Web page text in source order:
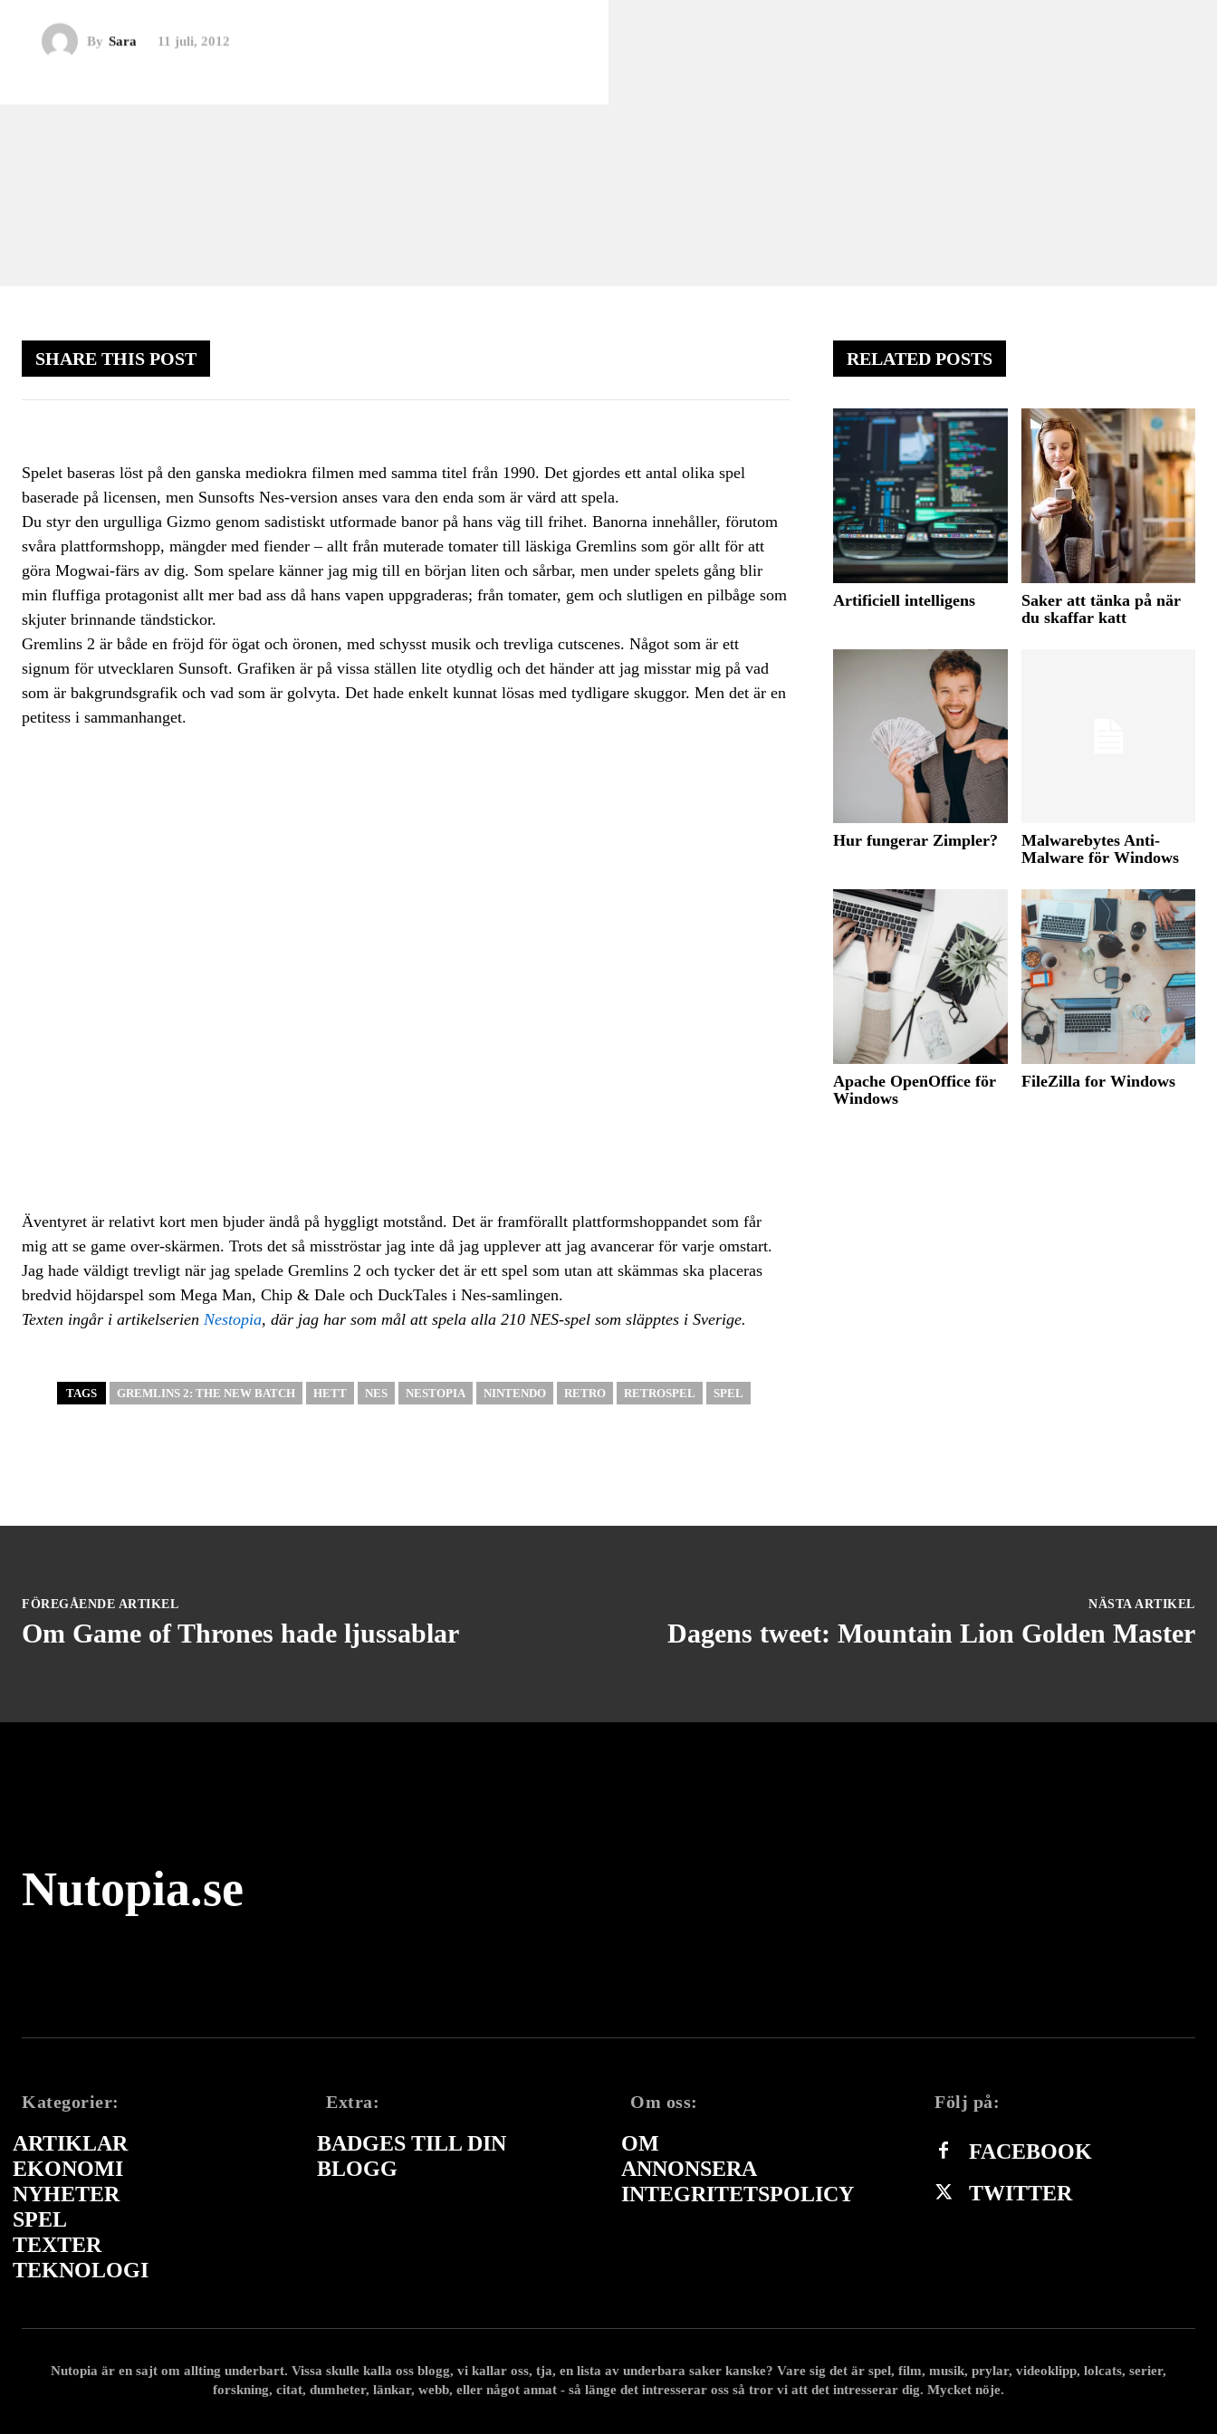
By Sara 11 juli, 2012
SHARE THIS POST
Spelet baseras löst på den ganska mediokra filmen med samma titel från 1990. Det gjordes ett antal olika spel
baserade på licensen, men Sunsofts Nes-version anses vara den enda som är värd att spela.
Du styr den urgulliga Gizmo genom sadistiskt utformade banor på hans väg till frihet. Banorna innehåller, förutom
svåra plattformshopp, mängder med fiender – allt från muterade tomater till läskiga Gremlins som gör allt för att
göra Mogwai-färs av dig. Som spelare känner jag mig till en början liten och sårbar, men under spelets gång blir
min fluffiga protagonist allt mer bad ass då hans vapen uppgraderas; från tomater, gem och slutligen en pilbåge som
skjuter brinnande tändstickor.
Gremlins 2 är både en fröjd för ögat och öronen, med schysst musik och trevliga cutscenes. Något som är ett
signum för utvecklaren Sunsoft. Grafiken är på vissa ställen lite otydlig och det händer att jag misstar mig på vad
som är bakgrundsgrafik och vad som är golvyta. Det hade enkelt kunnat lösas med tydligare skuggor. Men det är en
petitess i sammanhanget.
Äventyret är relativt kort men bjuder ändå på hyggligt motstånd. Det är framförallt plattformshoppandet som får
mig att se game over-skärmen. Trots det så misströstar jag inte då jag upplever att jag avancerar för varje omstart.
Jag hade väldigt trevligt när jag spelade Gremlins 2 och tycker det är ett spel som utan att skämmas ska placeras
bredvid höjdarspel som Mega Man, Chip & Dale och DuckTales i Nes-samlingen.
Texten ingår i artikelserien Nestopia, där jag har som mål att spela alla 210 NES-spel som släpptes i Sverige.
TAGS GREMLINS 2: THE NEW BATCH HETT NES NESTOPIA NINTENDO RETRO RETROSPEL SPEL
RELATED POSTS
Artificiell intelligens
Saker att tänka på när
du skaffar katt
Hur fungerar Zimpler?
Malwarebytes Anti-
Malware för Windows
Apache OpenOffice för
Windows
FileZilla for Windows
FÖREGÅENDE ARTIKEL
Om Game of Thrones hade ljussablar
NÄSTA ARTIKEL
Dagens tweet: Mountain Lion Golden Master
Nutopia.se
Kategorier:
ARTIKLAR
EKONOMI
NYHETER
SPEL
TEXTER
TEKNOLOGI
Extra:
BADGES TILL DIN
BLOGG
Om oss:
OM
ANNONSERA
INTEGRITETSPOLICY
Följ på:
FACEBOOK
TWITTER
Nutopia är en sajt om allting underbart. Vissa skulle kalla oss blogg, vi kallar oss, tja, en lista av underbara saker kanske? Vare sig det är spel, film, musik, prylar, videoklipp, lolcats, serier,
forskning, citat, dumheter, länkar, webb, eller något annat - så länge det intresserar oss så tror vi att det intresserar dig. Mycket nöje.